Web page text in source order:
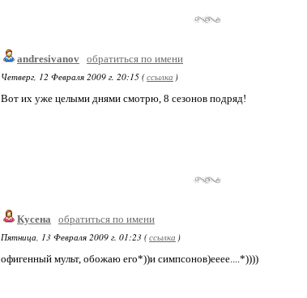
andresivanov обратиться по имени
Четверг, 12 Февраля 2009 г. 20:15 (ссылка )
Вот их уже целыми днями смотрю, 8 сезонов подряд!
Кусена
обратиться по имени
Пятница, 13 Февраля 2009 г. 01:23 (ссылка )
офигенный мульт, обожаю его*))и симпсонов)ееее....*))))